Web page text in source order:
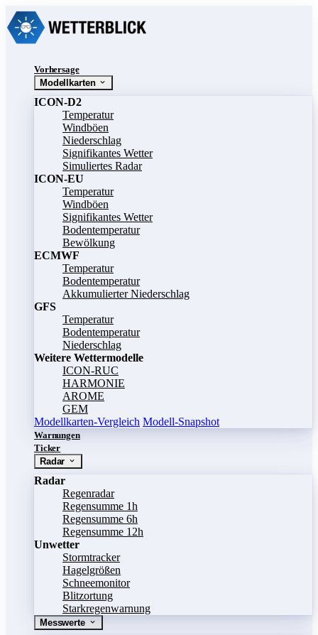
Vorhersage
Modellkarten
ICON-D2
Temperatur
Windböen
Niederschlag
Signifikantes Wetter
Simuliertes Radar
ICON-EU
Temperatur
Windböen
Signifikantes Wetter
Bodentemperatur
Bewölkung
ECMWF
Temperatur
Bodentemperatur
Akkumulierter Niederschlag
GFS
Temperatur
Bodentemperatur
Niederschlag
Weitere Wettermodelle
ICON-RUC
HARMONIE
AROME
GEM
Modellkarten-Vergleich Modell-Snapshot
Warnungen
Ticker
Radar
Radar
Regenradar
Regensumme 1h
Regensumme 6h
Regensumme 12h
Unwetter
Stormtracker
Hagelgrößen
Schneemonitor
Blitzortung
Starkregenwarnung
Messwerte